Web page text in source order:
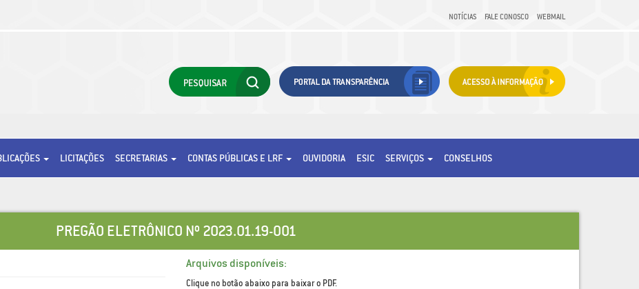
NOTÍCIAS FALE CONOSCO WEBMAIL
LICITAÇÕES SECRETARIAS CONTAS PÚBLICAS E LRF OUVIDORIA ESIC SERVIÇOS CONSELHOS
PREGÃO ELETRÔNICO Nº 2023.01.19-001
Arquivos disponíveis:
Clique no botão abaixo para baixar o PDF.